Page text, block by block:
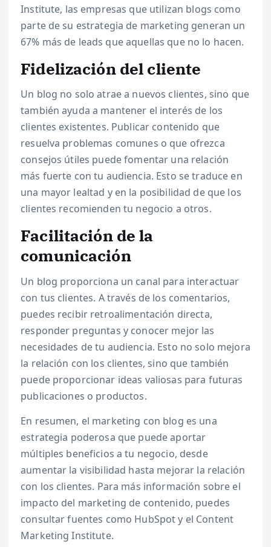
Institute, las empresas que utilizan blogs como
parte de su estrategia de marketing generan un
67% más de leads que aquellas que no lo hacen.
Fidelización del cliente
Un blog no solo atrae a nuevos clientes, sino que
también ayuda a mantener el interés de los
clientes existentes. Publicar contenido que
resuelva problemas comunes o que ofrezca
consejos útiles puede fomentar una relación
más fuerte con tu audiencia. Esto se traduce en
una mayor lealtad y en la posibilidad de que los
clientes recomienden tu negocio a otros.
Facilitación de la
comunicación
Un blog proporciona un canal para interactuar
con tus clientes. A través de los comentarios,
puedes recibir retroalimentación directa,
responder preguntas y conocer mejor las
necesidades de tu audiencia. Esto no solo mejora
la relación con los clientes, sino que también
puede proporcionar ideas valiosas para futuras
publicaciones o productos.
En resumen, el marketing con blog es una
estrategia poderosa que puede aportar
múltiples beneficios a tu negocio, desde
aumentar la visibilidad hasta mejorar la relación
con los clientes. Para más información sobre el
impacto del marketing de contenido, puedes
consultar fuentes como HubSpot y el Content
Marketing Institute.